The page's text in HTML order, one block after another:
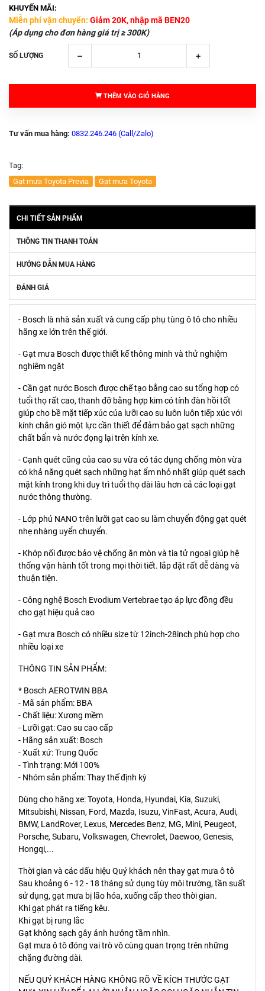
KHUYẾN MÃI:
Miễn phí vận chuyển: Giảm 20K, nhập mã BEN20
(Áp dụng cho đơn hàng giá trị ≥ 300K)
SỐ LƯỢNG
THÊM VÀO GIỎ HÀNG
Tư vấn mua hàng: 0832.246.246 (Call/Zalo)
Tag:
Gạt mưa Toyota Previa
Gạt mưa Toyota
CHI TIẾT SẢN PHẨM
THÔNG TIN THANH TOÁN
HƯỚNG DẪN MUA HÀNG
ĐÁNH GIÁ
- Bosch là nhà sản xuất và cung cấp phụ tùng ô tô cho nhiều
hãng xe lớn trên thế giới.
- Gạt mưa Bosch được thiết kế thông minh và thử nghiệm
nghiêm ngặt
- Cần gạt nước Bosch được chế tạo bằng cao su tổng hợp có
tuổi thọ rất cao, thanh đỡ bằng hợp kim có tính đàn hồi tốt
giúp cho bề mặt tiếp xúc của lưỡi cao su luôn luôn tiếp xúc với
kính chắn gió một lực cần thiết để đảm bảo gạt sạch những
chất bẩn và nước đọng lại trên kính xe.
- Cạnh quét cũng của cao su vừa có tác dụng chống mòn vừa
có khả năng quét sạch những hạt ẩm nhỏ nhất giúp quét sạch
mặt kính trong khi duy trì tuổi thọ dài lâu hơn cả các loại gạt
nước thông thường.
- Lớp phủ NANO trên lưỡi gạt cao su làm chuyển động gạt quét
nhẹ nhàng uyển chuyển.
- Khớp nối được bảo vệ chống ăn mòn và tia tử ngoại giúp hệ
thống vận hành tốt trong mọi thời tiết. lắp đặt rất dễ dàng và
thuận tiện.
- Công nghệ Bosch Evodium Vertebrae tạo áp lực đồng đều
cho gạt hiệu quả cao
- Gạt mưa Bosch có nhiều size từ 12inch-28inch phù hợp cho
nhiều loại xe
THÔNG TIN SẢN PHẨM:
* Bosch AEROTWIN BBA
- Mã sản phẩm: BBA
- Chất liệu: Xương mềm
- Lưỡi gạt: Cao su cao cấp
- Hãng sản xuất: Bosch
- Xuất xứ: Trung Quốc
- Tình trạng: Mới 100%
- Nhóm sản phẩm: Thay thế định kỳ
Dùng cho hãng xe: Toyota, Honda, Hyundai, Kia, Suzuki,
Mitsubishi, Nissan, Ford, Mazda, Isuzu, VinFast, Acura, Audi,
BMW, LandRover, Lexus, Mercedes Benz, MG, Mini, Peugeot,
Porsche, Subaru, Volkswagen, Chevrolet, Daewoo, Genesis,
Hongqi,...
Thời gian và các dấu hiệu Quý khách nên thay gạt mưa ô tô
Sau khoảng 6 - 12 - 18 tháng sử dụng tùy môi trường, tần suất
sử dụng, gạt mưa bị lão hóa, xuống cấp theo thời gian.
Khi gạt phát ra tiếng kêu.
Khi gạt bị rung lắc
Gạt không sạch gây ảnh hưởng tầm nhìn.
Gạt mưa ô tô đóng vai trò vô cùng quan trọng trên những
chặng đường dài.
NẾU QUÝ KHÁCH HÀNG KHÔNG RÕ VỀ KÍCH THƯỚC GẠT